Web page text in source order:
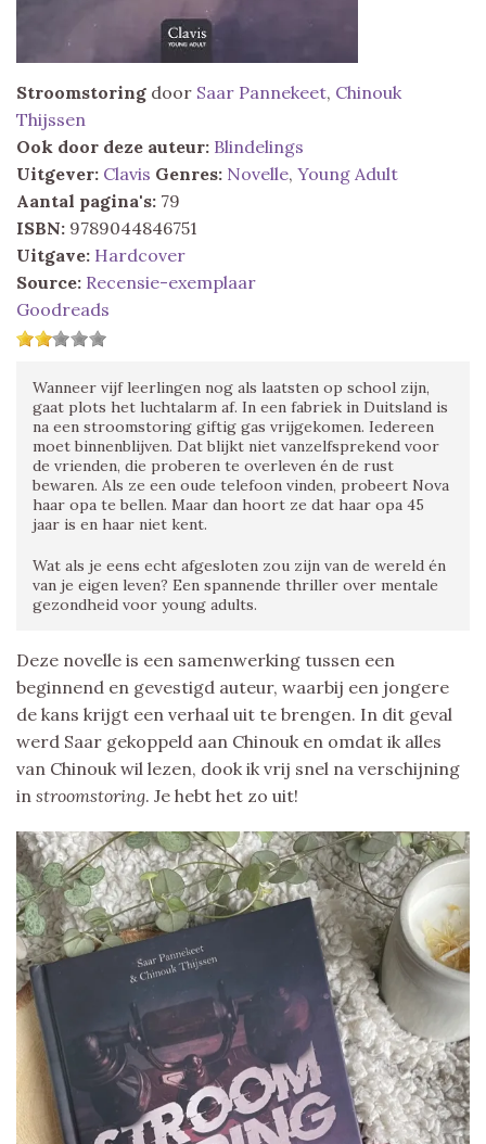
Stroomstoring door Saar Pannekeet, Chinouk
Thijssen
Ook door deze auteur: Blindelings
Uitgever: Clavis Genres: Novelle, Young Adult
Aantal pagina's: 79
ISBN: 9789044846751
Uitgave: Hardcover
Source: Recensie-exemplaar
Goodreads
Wanneer vijf leerlingen nog als laatsten op school zijn,
gaat plots het luchtalarm af. In een fabriek in Duitsland is
na een stroomstoring giftig gas vrijgekomen. Iedereen
moet binnenblijven. Dat blijkt niet vanzelfsprekend voor
de vrienden, die proberen te overleven én de rust
bewaren. Als ze een oude telefoon vinden, probeert Nova
haar opa te bellen. Maar dan hoort ze dat haar opa 45
jaar is en haar niet kent.
Wat als je eens echt afgesloten zou zijn van de wereld én
van je eigen leven? Een spannende thriller over mentale
gezondheid voor young adults.
Deze novelle is een samenwerking tussen een
beginnend en gevestigd auteur, waarbij een jongere
de kans krijgt een verhaal uit te brengen. In dit geval
werd Saar gekoppeld aan Chinouk en omdat ik alles
van Chinouk wil lezen, dook ik vrij snel na verschijning
in stroomstoring. Je hebt het zo uit!